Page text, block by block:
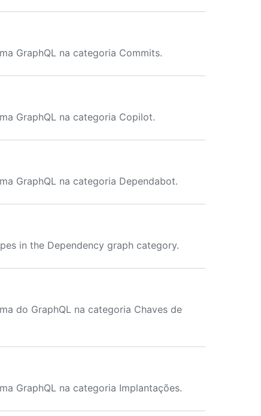
GraphQL na categoria Commits.
GraphQL na categoria Copilot.
GraphQL na categoria Dependabot.
in the Dependency graph category.
do GraphQL na categoria Chaves de
GraphQL na categoria Implantações.